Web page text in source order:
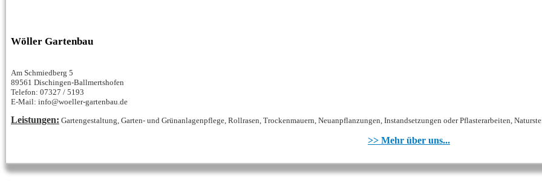
Wöller Gartenbau
Am Schmiedberg 5
89561 Dischingen-Ballmertshofen
Telefon: 07327 / 5193
E-Mail: info@woeller-gartenbau.de
Leistungen: Gartengestaltung, Garten- und Grünanlagenpflege, Rollrasen, Trockenmauern, Neuanpflanzungen, Instandsetzungen oder Pflasterarbeiten,
>> Mehr über uns...